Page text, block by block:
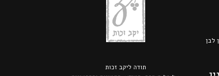
לבן
תודה ליקב זכות